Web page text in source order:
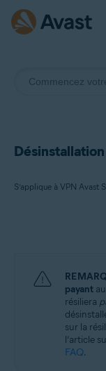
VPN Avast
VPN Avast
VPN Avast
Systèmes
Microsoft Windows
Microsoft Windows
payant
résiliera
sur la
l’article
FAQ.